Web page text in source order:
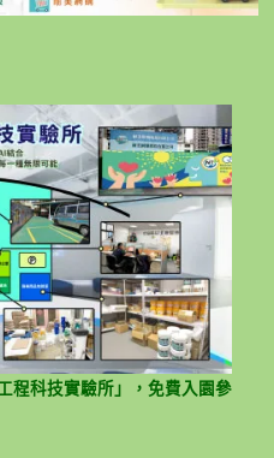
程科技實驗所」，免費入園參